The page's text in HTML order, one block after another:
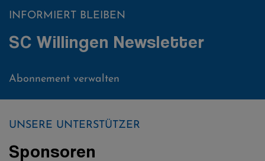
INFORMIERT BLEIBEN
SC Willingen Newsletter
Abonnement verwalten
UNSERE UNTERSTÜTZER
Sponsoren